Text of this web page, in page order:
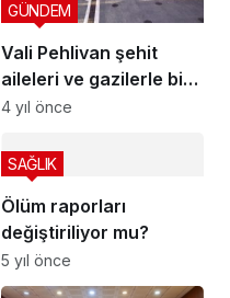
Vali Pehlivan şehit
aileleri ve gazilerle bir
araya geldi
GÜNDEM
4 yıl önce
Ölüm raporları
değiştiriliyor mu?
SAĞLIK
5 yıl önce